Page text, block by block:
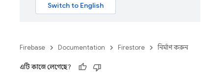
Firebase Documentation Firestore নির্মাণ করুন
এটি কাজে লেগেছে?